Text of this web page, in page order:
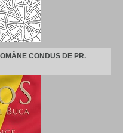
CONDUS DE PR.